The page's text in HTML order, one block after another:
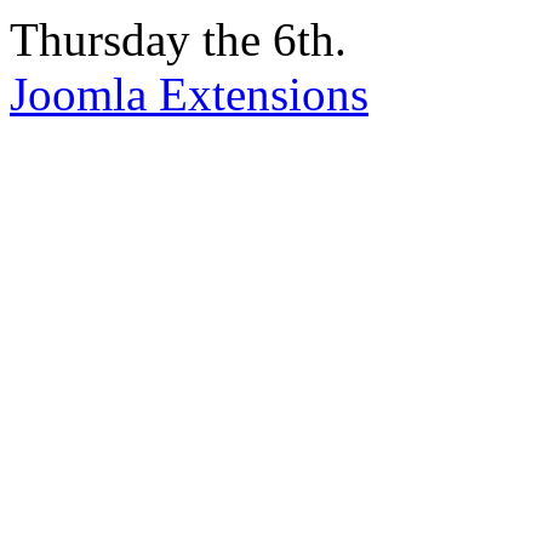
Thursday the 6th.
Joomla Extensions